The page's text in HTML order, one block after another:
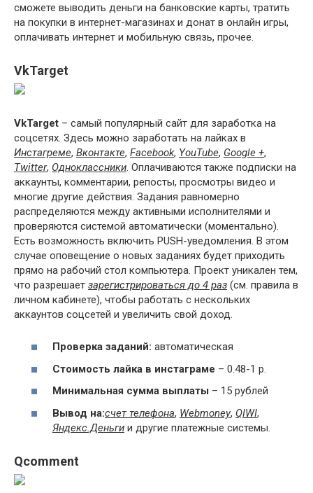
сможете выводить деньги на банковские карты, тратить
на покупки в интернет-магазинах и донат в онлайн игры,
оплачивать интернет и мобильную связь, прочее.
VkTarget
VkTarget – самый популярный сайт для заработка на
соцсетях. Здесь можно заработать на лайках в
Инстагреме, Вконтакте, Facebook, YouTube, Google +,
Twitter, Одноклассники . Оплачиваются также подписки на
аккаунты, комментарии, репосты, просмотры видео и
многие другие действия. Задания равномерно
распределяются между активными исполнителями и
проверяются системой автоматически (моментально).
Есть возможность включить PUSH-уведомления. В этом
случае оповещение о новых заданиях будет приходить
прямо на рабочий стол компьютера. Проект уникален тем,
что разрешает зарегистрироваться до 4 раз (см. правила в
личном кабинете), чтобы работать с нескольких
аккаунтов соцсетей и увеличить свой доход.
Проверка заданий: автоматическая
Стоимость лайка в инстаграме – 0.48-1 р.
Минимальная сумма выплаты – 15 рублей
Вывод на:счет телефона, Webmoney, QIWI,
Яндекс.Деньги и другие платежные системы.
Qcomment